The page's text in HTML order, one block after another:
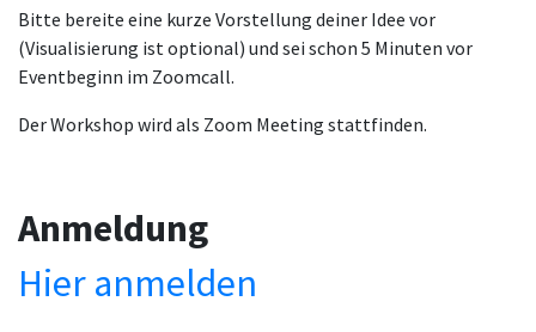
Bitte bereite eine kurze Vorstellung deiner Idee vor
(Visualisierung ist optional) und sei schon 5 Minuten vor
Eventbeginn im Zoomcall.
Der Workshop wird als Zoom Meeting stattfinden.
Anmeldung
Hier anmelden